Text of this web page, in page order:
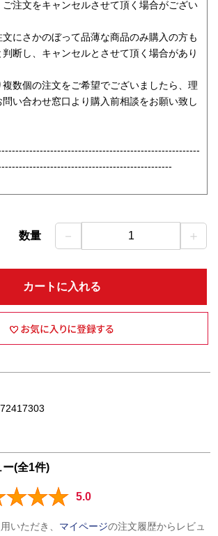
注文をキャンセルさせて頂く場合がござい
文にさかのぼって品薄な商品のみ購入の方も
断し、キャンセルとさせて頂く場合があり
数個の注文をご希望でございましたら、理
い合わせ窓口より購入前相談をお願い致し
数量 － 1 ＋
カートに入れる
(全1件)
5.0
いただき、 マイページの注文履歴からレビュ